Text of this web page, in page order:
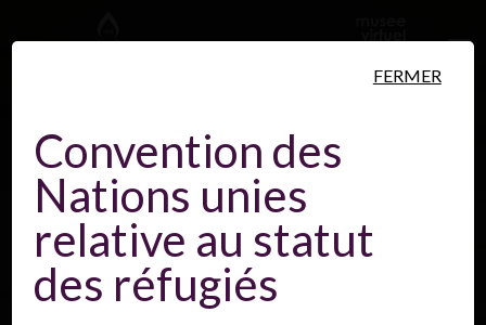
Personnes Lieux Événements
Convention des
Nations unies
relative au statut
des réfugiés
FERMER